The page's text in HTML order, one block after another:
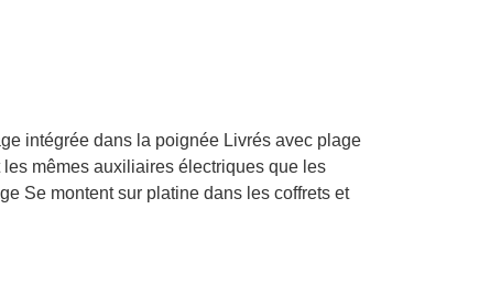
intégrée dans la poignée Livrés avec plage
mêmes auxiliaires électriques que les
Se montent sur platine dans les coffrets et